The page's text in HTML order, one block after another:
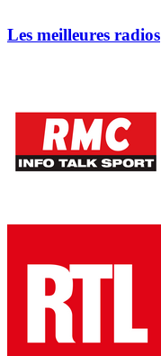
Les meilleures radios